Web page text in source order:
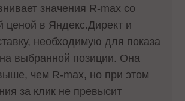
значения R-max со
ценой в Яндекс.Директ и
необходимую для показа
выбранной позиции. Она
чем R-max, но при этом
за клик не превысит